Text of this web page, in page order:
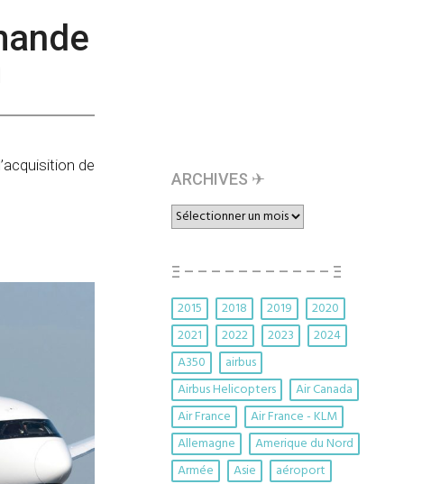
de
ARCHIVES ✈︎
ARCHIVES
✈︎
Ξ – – – – – – – – – – – Ξ
2015 2018 2019
2020
2021
2022 2023
2024
A350
airbus
Airbus Helicopters
Air Canada
Air France
Air France - KLM
Allemagne
Amerique du Nord
Armée
Asie
aéroport